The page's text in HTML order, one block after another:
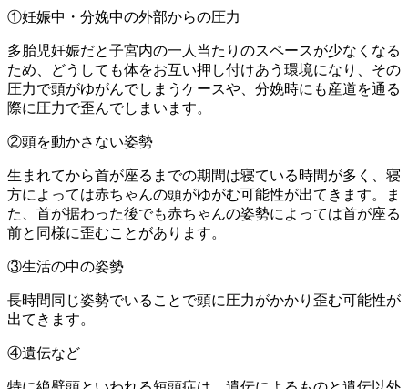
①妊娠中・分娩中の外部からの圧力
多胎児妊娠だと子宮内の一人当たりのスペースが少なくなる
ため、どうしても体をお互い押し付けあう環境になり、その
圧力で頭がゆがんでしまうケースや、分娩時にも産道を通る
際に圧力で歪んでしまいます。
②頭を動かさない姿勢
生まれてから首が座るまでの期間は寝ている時間が多く、寝
方によっては赤ちゃんの頭がゆがむ可能性が出てきます。ま
た、首が据わった後でも赤ちゃんの姿勢によっては首が座る
前と同様に歪むことがあります。
③生活の中の姿勢
長時間同じ姿勢でいることで頭に圧力がかかり歪む可能性が
出てきます。
④遺伝など